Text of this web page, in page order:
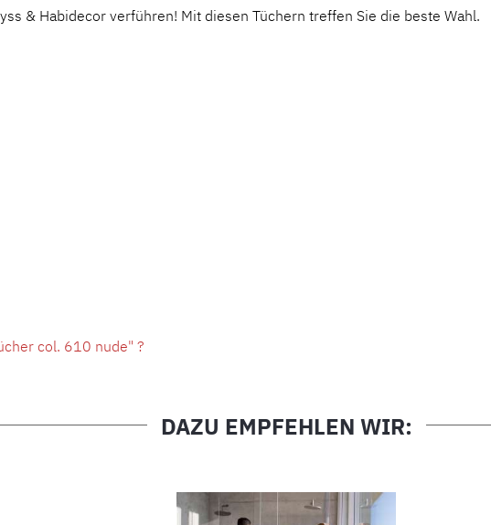
& Habidecor verführen! Mit diesen Tüchern treffen Sie die beste Wahl.
col. 610 nude" ?
DAZU EMPFEHLEN WIR: